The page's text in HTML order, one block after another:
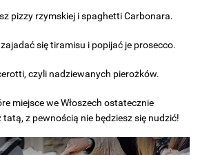
pizzy rzymskiej i spaghetti Carbonara.
się tiramisu i popijać je prosecco.
czyli nadziewanych pierożków.
miejsce we Włoszech ostatecznie
z pewnością nie będziesz się nudzić!